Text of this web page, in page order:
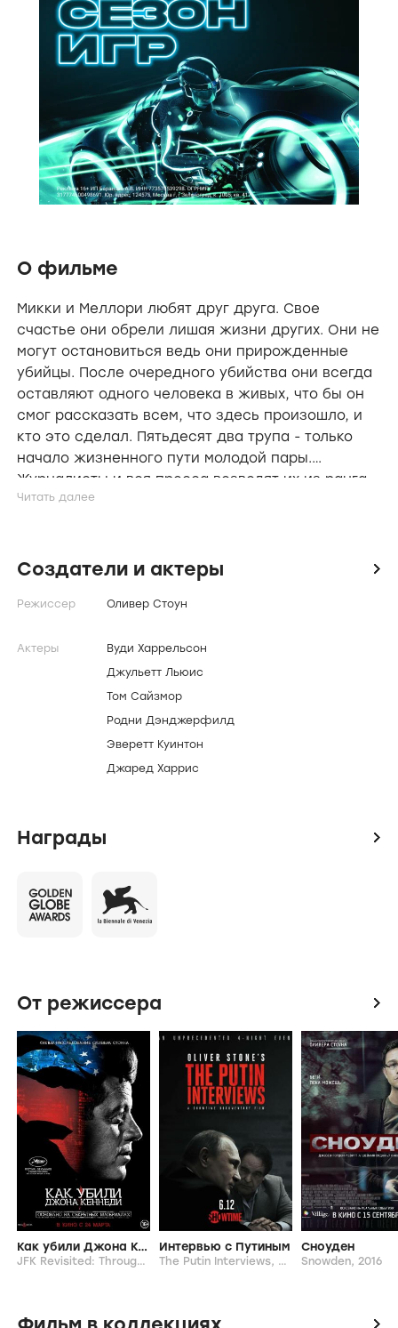
О фильме
Микки и Меллори любят друг друга. Свое
счастье они обрели лишая жизни других. Они не
могут остановиться ведь они прирожденные
убийцы. После очередного убийства они всегда
оставляют одного человека в живых, что бы он
смог рассказать всем, что здесь произошло, и
кто это сделал. Пятьдесят два трупа - только
начало жизненного пути молодой пары.
Журналисты и вся пресса возводят их из ранга
обыкновенных убийц в ранг супергероев и
живая и может поделиться своим мнение, только
остается ее удержать взаперти и тогда весь
мир, узнает кто такие Микки и Меллори.
Создатели и актеры icon
Режиссер Оливер Стоун
Актеры
Вуди Харрельсон
Джульетт Льюис
Том Сайзмор
Родни Дэнджерфилд
Эверетт Куинтон
Джаред Харрис
Награды icon
От режиссера icon
Как убили Джона Кеннеди
JFK Revisited: Through the Looking Glass, 2021
Интервью с Путиным
The Putin Interviews,
2017-...
Сноуден
Snowden, 2016
icon